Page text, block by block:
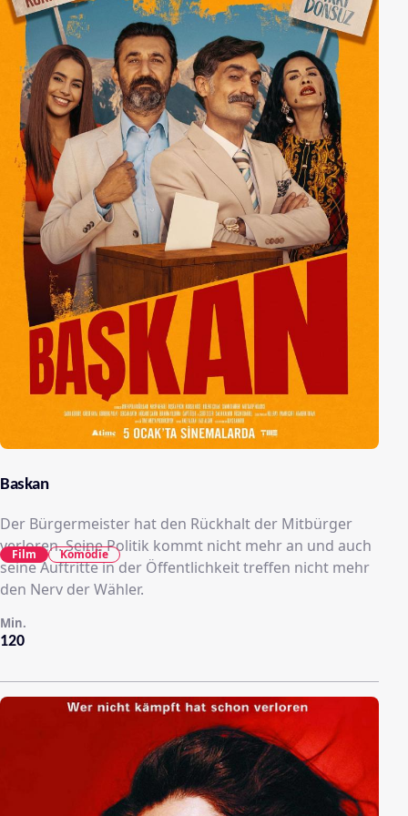
allem Titzi, aber auch den Vater und am liebsten die
ganze Familie...
Baskan
Der Bürgermeister hat den Rückhalt der Mitbürger
verloren. Seine Politik kommt nicht mehr an und auch
seine Auftritte in der Öffentlichkeit treffen nicht mehr
den Nerv der Wähler.
120
Min.
Film Komödie